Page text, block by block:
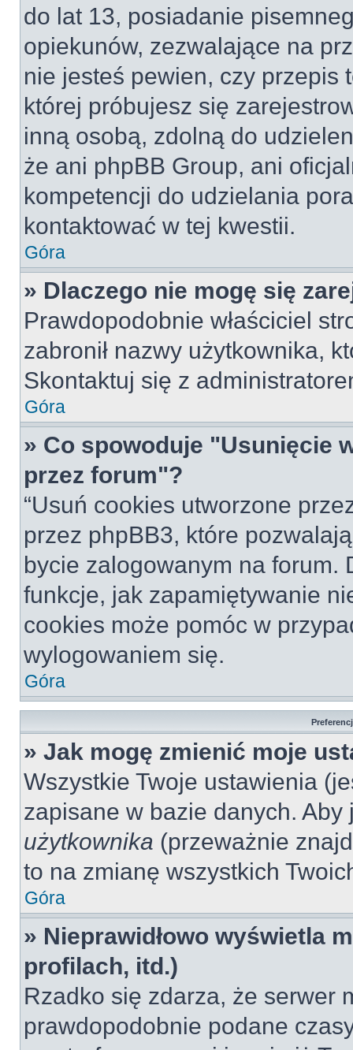
do lat 13, posiadanie
opiekunów, zezwalające na
nie jesteś pewien, czy przepis
której próbujesz się
inną osobą, zdolną do
że ani phpBB Group, ani
kompetencji do udzielania
kontaktować w tej kwestii.
Góra
» Dlaczego nie mogę się
Prawdopodobnie właściciel
zabronił nazwy użytkownika,
Skontaktuj się z
Góra
» Co spowoduje "Usunięcie
przez forum"?
“Usuń cookies utworzone
przez phpBB3, które
bycie zalogowanym na forum.
funkcje, jak zapamiętywanie
cookies może pomóc w
wylogowaniem się.
Góra
» Jak mogę zmienić moje
Wszystkie Twoje ustawienia
zapisane w bazie danych.
użytkownika (przeważnie
to na zmianę wszystkich
Góra
» Nieprawidłowo wyświetla
profilach, itd.)
Rzadko się zdarza, że serwer
prawdopodobnie podane